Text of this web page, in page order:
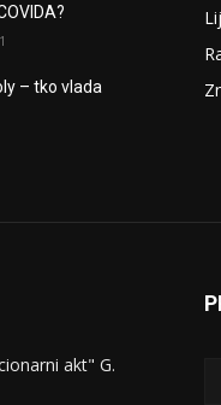
– tko vlada
akt" G.